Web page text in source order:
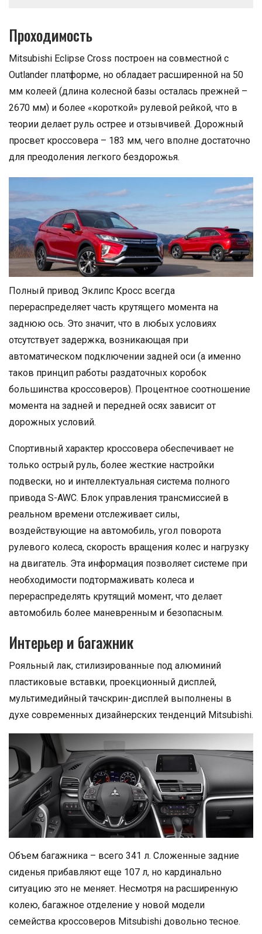
Проходимость
Mitsubishi Eclipse Cross построен на совместной с
Outlander платформе, но обладает расширенной на 50
мм колеей (длина колесной базы осталась прежней –
2670 мм) и более «короткой» рулевой рейкой, что в
теории делает руль острее и отзывчивей. Дорожный
просвет кроссовера – 183 мм, чего вполне достаточно
для преодоления легкого бездорожья.
Полный привод Эклипс Кросс всегда
перераспределяет часть крутящего момента на
заднюю ось. Это значит, что в любых условиях
отсутствует задержка, возникающая при
автоматическом подключении задней оси (а именно
таков принцип работы раздаточных коробок
большинства кроссоверов). Процентное соотношение
момента на задней и передней осях зависит от
дорожных условий.
Спортивный характер кроссовера обеспечивает не
только острый руль, более жесткие настройки
подвески, но и интеллектуальная система полного
привода S-AWC. Блок управления трансмиссией в
реальном времени отслеживает силы,
воздействующие на автомобиль, угол поворота
рулевого колеса, скорость вращения колес и нагрузку
на двигатель. Эта информация позволяет системе при
необходимости подтормаживать колеса и
перераспределять крутящий момент, что делает
автомобиль более маневренным и безопасным.
Интерьер и багажник
Рояльный лак, стилизированные под алюминий
пластиковые вставки, проекционный дисплей,
мультимедийный тачскрин-дисплей выполнены в
духе современных дизайнерских тенденций Mitsubishi.
Объем багажника – всего 341 л. Сложенные задние
сиденья прибавляют еще 107 л, но кардинально
ситуацию это не меняет. Несмотря на расширенную
колею, багажное отделение у новой модели
семейства кроссоверов Mitsubishi довольно тесное.